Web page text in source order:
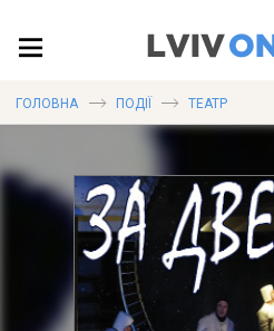
ПУБЛІКАЦІЇ
ГОЛОВНА ПОДІЇ ТЕАТР